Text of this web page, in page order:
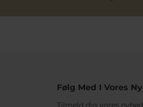
Følg Med I Vores
Tilmeld dig vores